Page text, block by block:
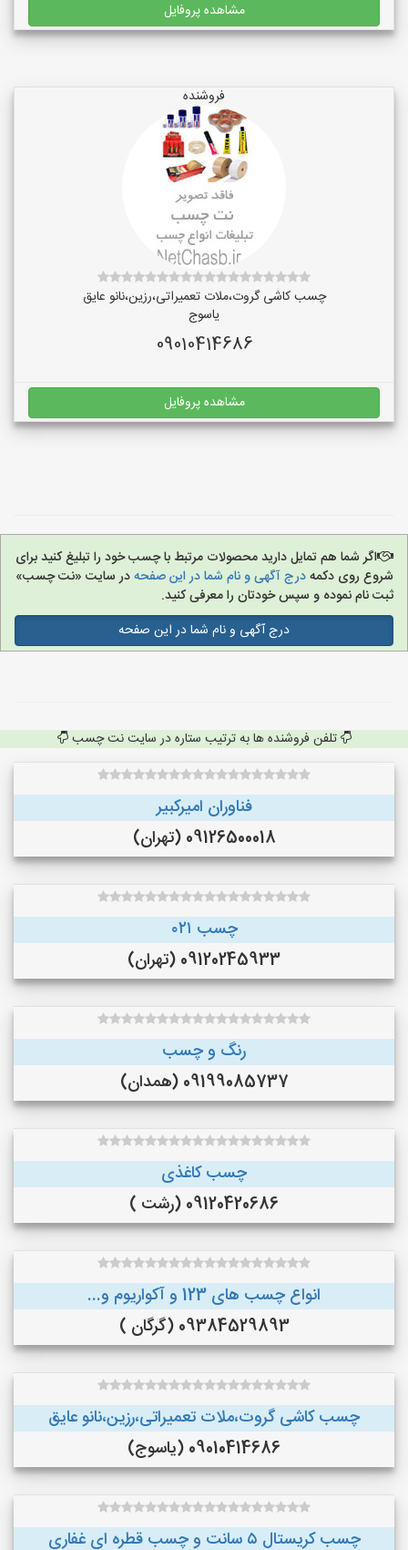
مشاهده پروفایل
فروشنده
چسب کاشی گروت،ملات تعمیراتی،رزین،نانو عایق
یاسوج
09010414686
مشاهده پروفایل
اگر شما هم تمایل دارید محصولات مرتبط با چسب خود را تبلیغ کنید برای
شروع روی دکمهدرج آگهی و نام شما در این صفحهدر سایت «نت چسب»
ثبت نام نموده و سپس خودتان را معرفی کنید.
درج آگهی و نام شما در این صفحه
تلفن فروشنده ها به ترتیب ستاره در سایت نت چسب
فناوران امیرکبیر
09126500018 (تهران)
چسب ۰۲۱
09120245933 (تهران)
رنگ و چسب
09199085737 (همدان)
چسب کاغذی
09120420686 (رشت )
انواع چسب های 123 و آکواریوم و...
09384529893 (گرگان )
چسب کاشی گروت،ملات تعمیراتی،رزین،نانو عایق
09010414686 (یاسوج)
چسب کریستال ۵ سانت و چسب قطره ای غفاری